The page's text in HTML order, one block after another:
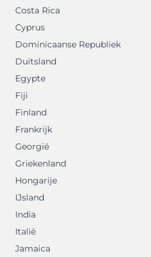
Costa Rica
Cyprus
Dominicaanse Republiek
Duitsland
Egypte
Fiji
Finland
Frankrijk
Georgië
Griekenland
Hongarije
IJsland
India
Italië
Jamaica